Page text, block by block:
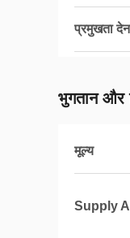
प्रमुखता
भुगतान और
मूल्य
Supply